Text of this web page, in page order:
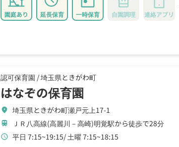
園庭あり 延長保育 一時保育 自園調理 連絡アプリ
認可保育園 /埼玉県ときがわ町
はなぞの保育園
location_on 埼玉県ときがわ町瀬戸元上17-1
train ＪＲ八高線(高麗川－高崎)明覚駅から徒歩で28分
schedule 平日 7:15~19:15 土曜 7:15~18:15